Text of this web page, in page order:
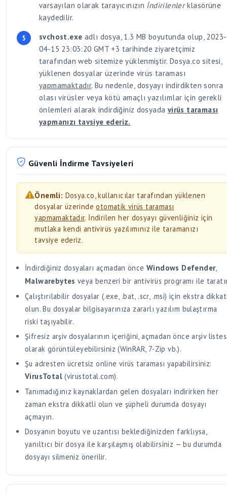
varsayılan olarak tarayıcınızın İndirilenlerklasörüne
kaydedilir.
svchost.exe adlı dosya, 1.3 MB boyutunda olup, 2023-
04-15 23:03:20 GMT +3 tarihinde ziyaretçimiz
tarafından web sitemize yüklenmiştir. Dosya.co sitesi,
yüklenen dosyalar üzerinde virüs taraması
yapmamaktadır. Bu nedenle, dosyayı indirdikten sonra
olası virüsler veya kötü amaçlı yazılımlar için gerekli
önlemleri alarak indirdiğiniz dosyada virüs taraması
yapmanızı tavsiye ederiz.
Güvenli İndirme Tavsiyeleri
Önemli: Dosya.co, kullanıcılar tarafından yüklenen
dosyalar üzerindeotomatik virüs taraması
yapmamaktadır. İndirilen her dosyayı güvenliğiniz için
mutlaka kendi antivirüs yazılımınız ile taramanızı
tavsiye ederiz.
İndirdiğiniz dosyaları açmadan önceWindows Defender,
Malwarebytes veya benzeri bir antivirüs programı ile
Çalıştırılabilir dosyalar (.exe, .bat, .scr, .msi) için ekstra
olun. Bu dosyalar bilgisayarınıza zararlı yazılım bulaştırma
riski taşıyabilir.
Şifresiz arşiv dosyalarının içeriğini, açmadan önce arşiv
olarak görüntüleyebilirsiniz (WinRAR, 7-Zip vb.).
Şu adresten ücretsiz online virüs taraması yapabilirsiniz:
VirusTotal(virustotal.com).
Tanımadığınız kaynaklardan gelen dosyaları indirirken her
zaman ekstra dikkatli olun ve şüpheli durumda dosyayı
açmayın.
Dosyanın boyutu ve uzantısı beklediğinizden farklıysa,
yanıltıcı bir dosya ile karşılaşmış olabilirsiniz — bu durumda
dosyayı silmeniz önerilir.